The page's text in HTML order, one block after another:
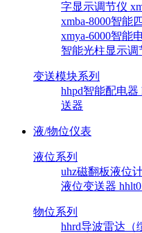
字显示调节仪
xmba-8000智能
xmya-6000智能
智能光柱显示调
变送模块系列
hhpd智能配电器
送器
液/物位仪表
液位系列
uhz磁翻板液位
液位变送器
物位系列
hhrd导波雷达（